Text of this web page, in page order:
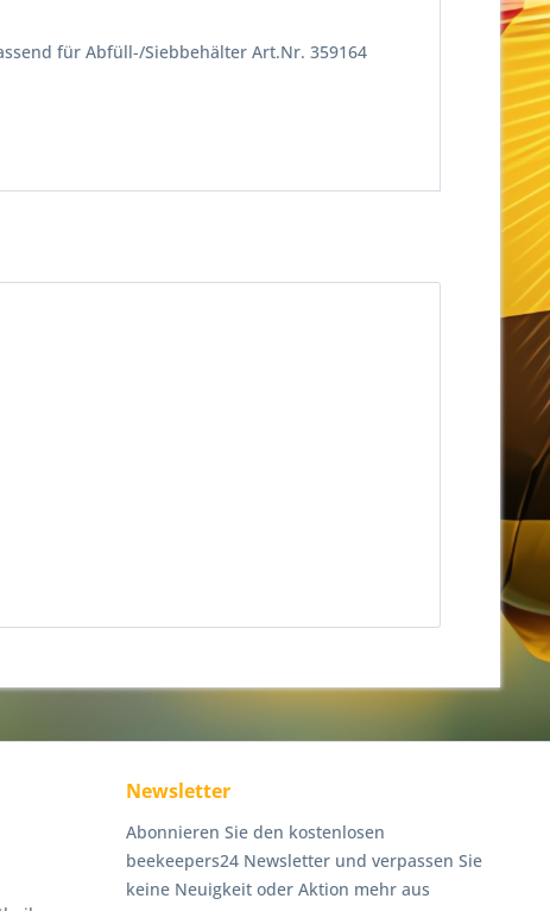
für Abfüll-/Siebbehälter Art.Nr. 359164
Newsletter
Abonnieren Sie den kostenlosen
beekeepers24 Newsletter und verpassen Sie
keine Neuigkeit oder Aktion mehr aus